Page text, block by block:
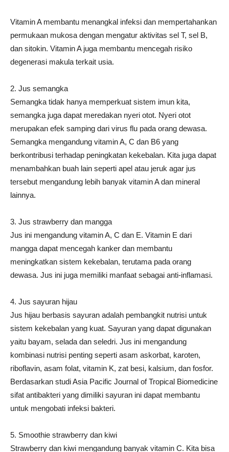
Vitamin A membantu menangkal infeksi dan mempertahankan
permukaan mukosa dengan mengatur aktivitas sel T, sel B,
dan sitokin. Vitamin A juga membantu mencegah risiko
degenerasi makula terkait usia.
2. Jus semangka
Semangka tidak hanya memperkuat sistem imun kita,
semangka juga dapat meredakan nyeri otot. Nyeri otot
merupakan efek samping dari virus flu pada orang dewasa.
Semangka mengandung vitamin A, C dan B6 yang
berkontribusi terhadap peningkatan kekebalan. Kita juga dapat
menambahkan buah lain seperti apel atau jeruk agar jus
tersebut mengandung lebih banyak vitamin A dan mineral
lainnya.
3. Jus strawberry dan mangga
Jus ini mengandung vitamin A, C dan E. Vitamin E dari
mangga dapat mencegah kanker dan membantu
meningkatkan sistem kekebalan, terutama pada orang
dewasa. Jus ini juga memiliki manfaat sebagai anti-inflamasi.
4. Jus sayuran hijau
Jus hijau berbasis sayuran adalah pembangkit nutrisi untuk
sistem kekebalan yang kuat. Sayuran yang dapat digunakan
yaitu bayam, selada dan seledri. Jus ini mengandung
kombinasi nutrisi penting seperti asam askorbat, karoten,
riboflavin, asam folat, vitamin K, zat besi, kalsium, dan fosfor.
Berdasarkan studi Asia Pacific Journal of Tropical Biomedicine
sifat antibakteri yang dimiliki sayuran ini dapat membantu
untuk mengobati infeksi bakteri.
5. Smoothie strawberry dan kiwi
Strawberry dan kiwi mengandung banyak vitamin C. Kita bisa